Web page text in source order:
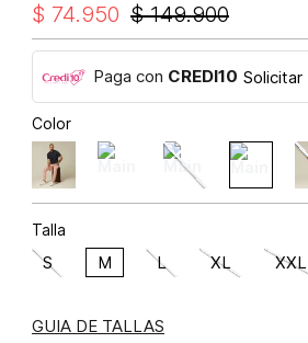
$ 149.900
$ 74.950
Paga con CREDI10 Solicitar
Color
Talla
S M L XL XXL
GUIA DE TALLAS